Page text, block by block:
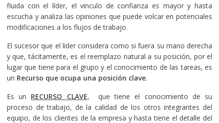
fluida con el líder, el vinculo de confianza es mayor y hasta
escucha y analiza las opiniones que puede volcar en potenciales
modificaciones a los flujos de trabajo.
El sucesor que el líder considera como si fuera su mano derecha
y que, tácitamente, es el reemplazo natural a su posición, por el
lugar que tiene para el grupo y el conocimiento de las tareas, es
un Recurso que ocupa una posición clave.
Es un RECURSO CLAVE, que tiene el conocimiento de su
proceso de trabajo, de la calidad de los otros integrantes del
equipo, de los clientes de la empresa y hasta tiene el detalle del